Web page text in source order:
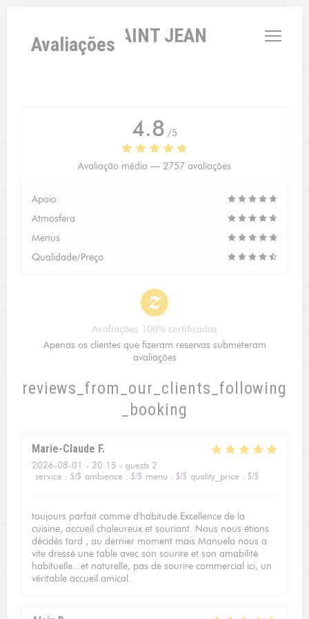
L'AUBERGE SAINT JEAN
Avaliações
reviews_from_our_clients_following
_booking
Marie-Claude F
2026-08-01 - 20:15 - guests 2
service : 5/5 ambience : 5/5 menu : 5/5 quality_price : 5/5
toujours parfait comme d'habitude.Excellence de la
cuisine, accueil chaleureux et souriant. Nous nous étions
décidés tard , au dernier moment mais Manuela nous a
vite dressé une table avec son sourire et son amabilité
habituelle...et naturelle, pas de sourire commercial ici, un
véritable accueil amical.
4.8 /5
Avaliação média — 2757 avaliações
Apoio
Atmosfera
Menus
Qualidade/Preço
Avaliações 100% certificadas
Apenas os clientes que fizeram reservas submeteram
avaliações